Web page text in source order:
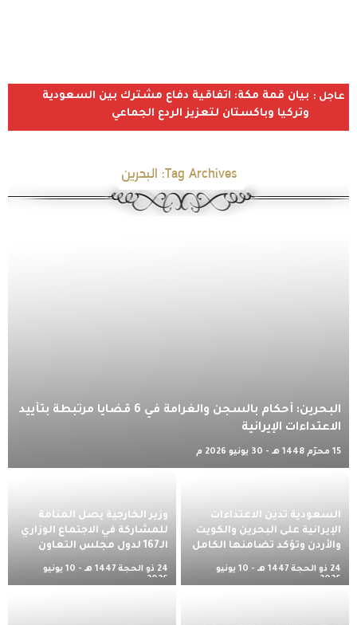
عاجل : بيان قمة مكة: اتفاقية دفاع مشترك بين السعودية
وتركيا وباكستان لتعزيز الردع الجماعي
Tag Archives: البحرين
البحرين: أحكام بالسجن والغرامة في 6 قضايا مرتبطة بتأييد
الاعتداءات الإيرانية
15 محرّم 1448 هـ - 30 يونيو 2026 م
السعودية تدين الاعتداءات
الإيرانية على البحرين والكويت
والأردن وتؤكد تضامنها الكامل
24 ذو الحجة 1447 هـ - 10 يونيو
2026 م
وزير الخارجية يصل المنامة
للمشاركة في الاجتماع الوزاري
الـ167 لدول مجلس التعاون
24 ذو الحجة 1447 هـ - 10 يونيو
2026 م